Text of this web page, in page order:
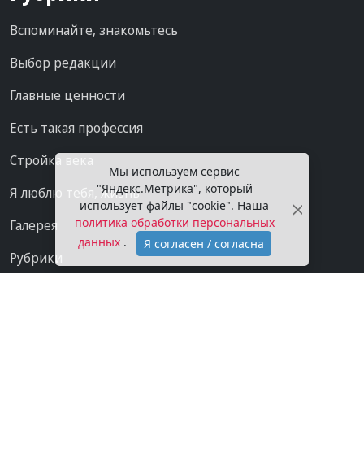
Вспоминайте, знакомьтесь
Выбор редакции
Главные ценности
Есть такая профессия
Стройка века
Я люблю тебя, жизнь
Галерея
Рубрики
Мы используем сервис
"Яндекс.Метрика", который
использует файлы "cookie". Наша
политика обработки персональных
данных . Я согласен / согласна